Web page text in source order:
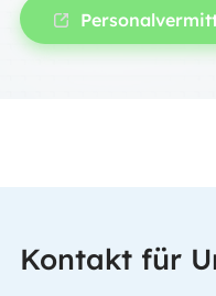
Kontakt für